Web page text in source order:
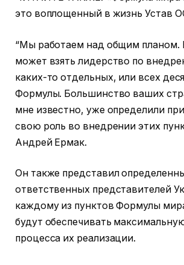
это воплощенный в жизнь Устав
“Мы работаем над общим планом.
может взять лидерство по
каких-то отдельных, или всех
Формулы. Большинство ваших
мне известно, уже определили
свою роль во внедрении этих
Андрей Ермак.
Он также представил
ответственных представителей
каждому из пунктов Формулы
будут обеспечивать
процесса их реализации.